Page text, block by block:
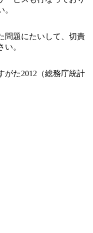
問題にたいして、切責
。
がた2012（総務庁統計